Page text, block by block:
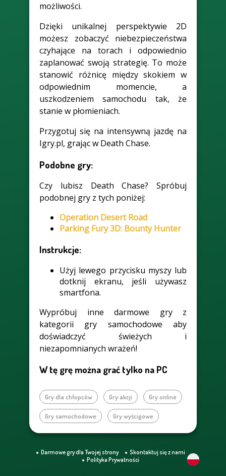
możliwości.
Dzięki unikalnej perspektywie 2D
możesz zobaczyć niebezpieczeństwa
czyhające na torach i odpowiednio
zaplanować swoją strategię. To może
stanowić różnicę między skokiem w
odpowiednim momencie, a
uszkodzeniem samochodu tak, że
stanie w płomieniach.
Przygotuj się na intensywną jazdę na
Igry.pl, grając w Death Chase.
Podobne gry:
Czy lubisz Death Chase? Spróbuj
podobnej gry z tych poniżej:
Operation Desert Road
Parking Fury 3D: Bounty Hunter
Instrukcje:
Użyj lewego przycisku myszy lub
dotknij ekranu, jeśli używasz
smartfona.
Wypróbuj inne darmowe gry z
kategorii gry samochodowe aby
doświadczyć świeżych i
niezapomnianych wrażeń!
W tę grę można grać tylko na PC
Gry dla chłopców Gry akcji Gry online
Gry samochodowe Gry wyścigowe
Darmowe gry dla Twojej strony
Skontaktuj się z nami
Polityka Prywatności